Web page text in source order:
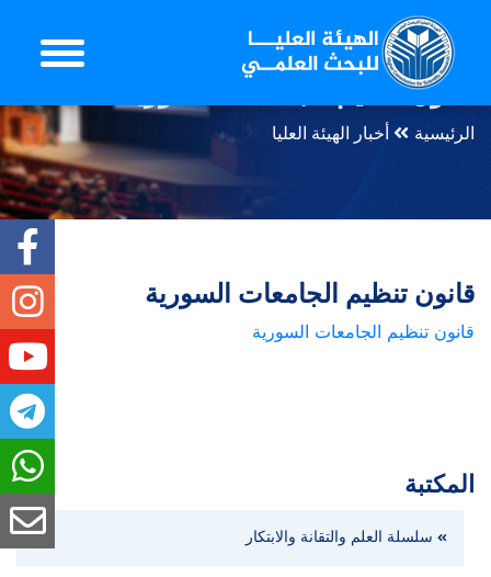
قانون تنظيم الجامعات السورية
الرئيسية أخبار الهيئة العليا
قانون تنظيم الجامعات السورية
قانون تنظيم الجامعات السورية
المكتبة
سلسلة العلم والتقانة والابتكار